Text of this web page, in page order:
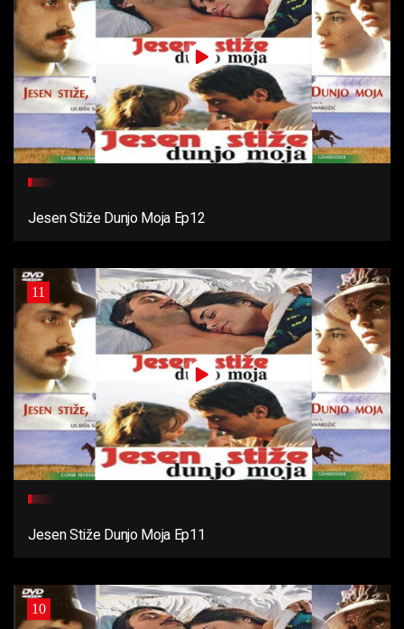
Jesen Stiže Dunjo Moja Ep12
11
Jesen Stiže Dunjo Moja Ep11
10